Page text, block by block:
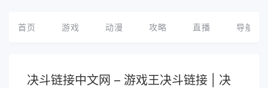
首页 游戏 动漫 攻略 直播 导航
决斗链接中文网 – 游戏王决斗链接 | 决